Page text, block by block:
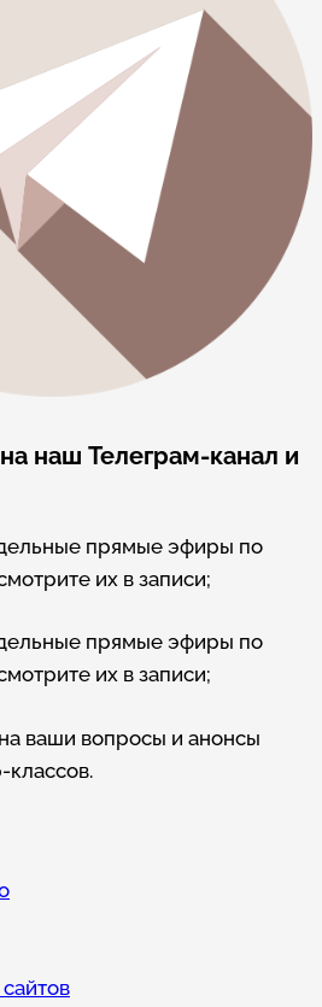
наш Телеграм-канал и
прямые эфиры по
их в записи;
прямые эфиры по
их в записи;
ваши вопросы и анонсы
классов.